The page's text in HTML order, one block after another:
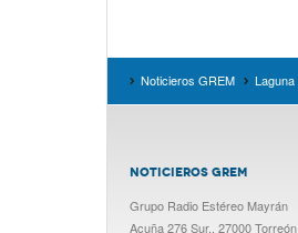
Noticieros GREM Laguna
NOTICIEROS GREM
Grupo Radio Estéreo Mayrán
Acuña 276 Sur., 27000 Torreón